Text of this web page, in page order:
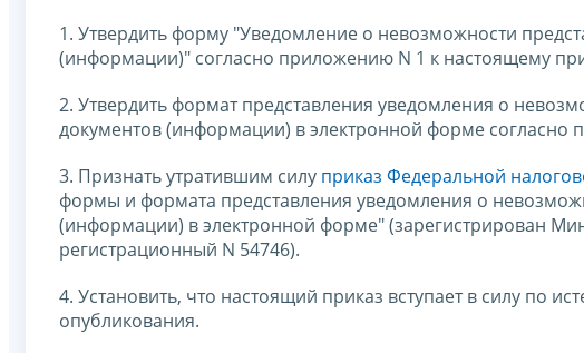
1. Утвердить форму "Уведомление о невозможности
(информации)" согласно приложению N 1 к настоящему
2. Утвердить формат представления уведомления о
документов (информации) в электронной форме согласно
3. Признать утратившим силу приказ Федеральной
формы и формата представления уведомления о
(информации) в электронной форме" (зарегистрирован
регистрационный N 54746).
4. Установить, что настоящий приказ вступает в силу по
опубликования.